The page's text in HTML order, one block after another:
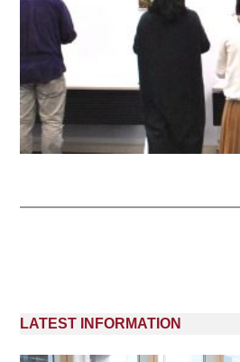
LATEST INFORMATION